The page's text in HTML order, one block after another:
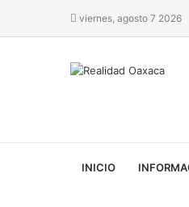
viernes, agosto 7 2026
INICIO